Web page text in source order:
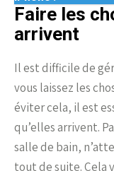
Faire les
arrivent
Il est difficile de
vous laissez les
éviter cela, il est
qu’elles arrivent.
salle de bain,
tout de suite. Cela